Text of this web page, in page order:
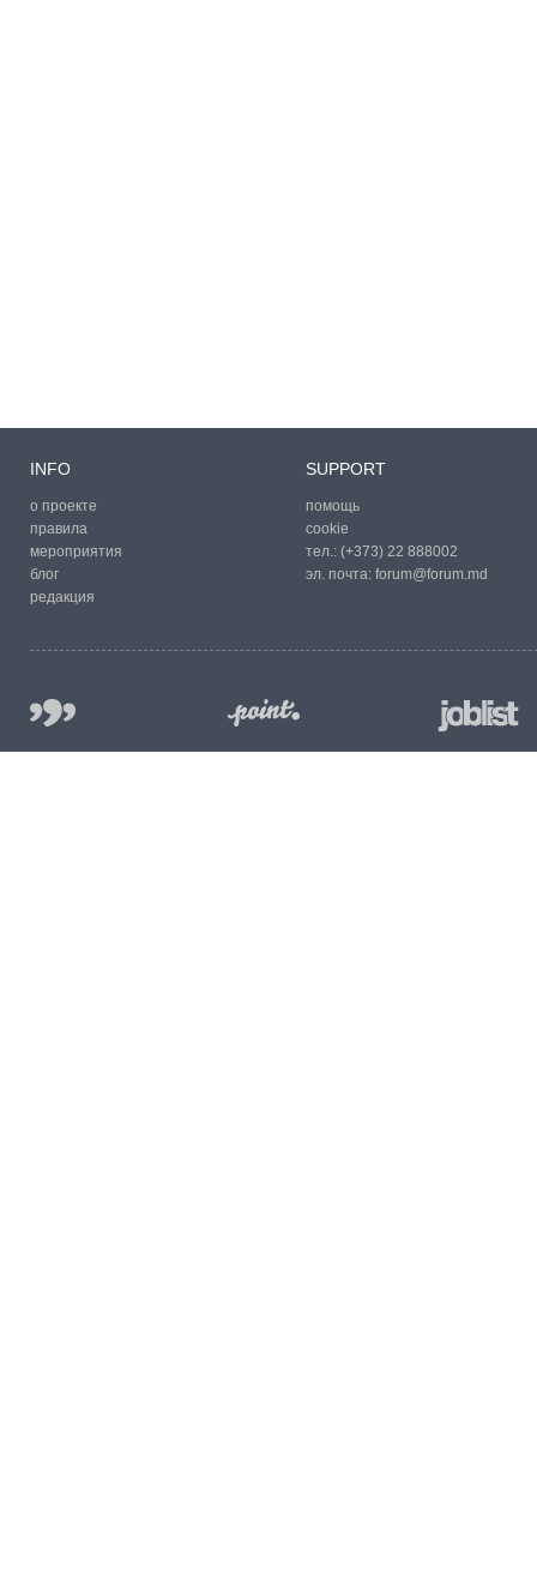
INFO
о проекте
правила
мероприятия
блог
редакция
SUPPORT
помощь
cookie
тел.: (+373) 22 888002
эл. почта: forum@forum.md